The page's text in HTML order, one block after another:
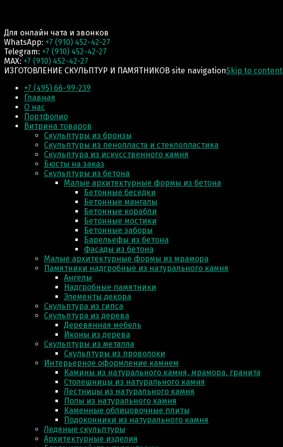
Для онлайн чата и звонков
WhatsApp: +7 (910) 452-42-27
Telegram: +7 (910) 452-42-27
MAX: +7 (910) 452-42-27
ИЗГОТОВЛЕНИЕ СКУЛЬПТУР И ПАМЯТНИКОВ site navigationSkip to content
+7 (495) 66-99-239
Главная
О нас
Портфолио
Витрина товаров
Скульптуры из бронзы
Скульптуры из пенопласта и стеклопластика
Скульптура из искусственного камня
Бюсты на заказ
Скульптуры из бетона
Малые архитектурные формы из бетона
Бетонные беседки
Бетонные мангалы
Бетонные корабли
Бетонные мостики
Бетонные заборы
Барельефы из бетона
Фасады из бетона
Малые архитектурные формы из мрамора
Памятники надгробные из натурального камня
Ангелы
Надгробные памятники
Элементы декора
Скульптура из гипса
Скульптура из деревa
Деревянная мебель
Иконы из дерева
Скульптуры из металла
Скульптуры из проволоки
Интерьерное оформление камнем
Камины из натурального камня, мрамора, гранита
Столешницы из натурального камня
Лестницы из натурального камня
Полы из натурального камня
Каменные облицовочные плиты
Подоконники из натурального камня
Ледяные скульптуры
Архитектурные изделия